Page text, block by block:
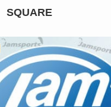
SQUARE